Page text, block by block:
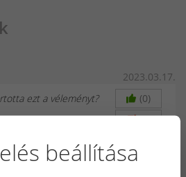
2023.03.17.
ezt a véleményt?
(0)
(0)
beállítása